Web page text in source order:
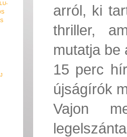
arról, ki
thriller,
mutatja be
15 perc
újságírók
Vajon